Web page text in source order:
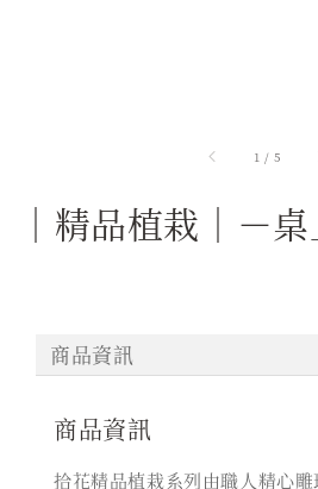
1 / 5
｜精品植栽｜－
商品資訊
商品資訊
拾花精品植栽系列由職人精心